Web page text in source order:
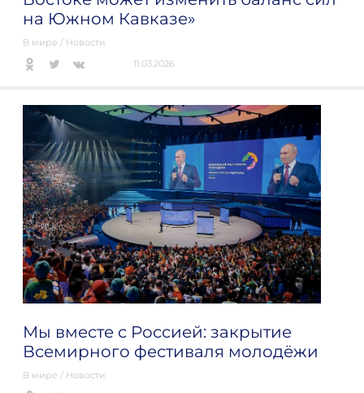
на Южном Кавказе»
В мире / Новости
11.03.2026
Мы вместе с Россией: закрытие
Всемирного фестиваля молодёжи
В мире / Новости